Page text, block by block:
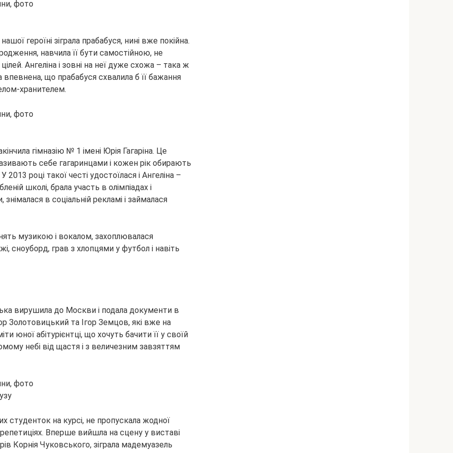
героїні зіграла прабабуся, нині вже покійна.
навчила її бути самостійною, не
Ангеліна і зовні на неї дуже схожа – така ж
впевнена, що прабабуся схвалила б її бажання
хранителем.
гімназію № 1 імені Юрія Гагаріна. Це
себе гагаринцами і кожен рік обирають
році такої честі удостоїлася і Ангеліна –
школі, брала участь в олімпіадах і
в соціальній рекламі і займалася
музикою і вокалом, захоплювалася
сноуборд, грав з хлопцями у футбол і навіть
вирушила до Москви і подала документи в
Золотовицький та Ігор Земцов, які вже на
юної абітурієнтці, що хочуть бачити її у своїй
небі від щастя і з величезним завзяттям
студенток на курсі, не пропускала жодної
репетиціях. Вперше вийшла на сцену у виставі
Корнія Чуковського, зіграла мадемуазель